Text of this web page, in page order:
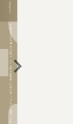
chevron_right